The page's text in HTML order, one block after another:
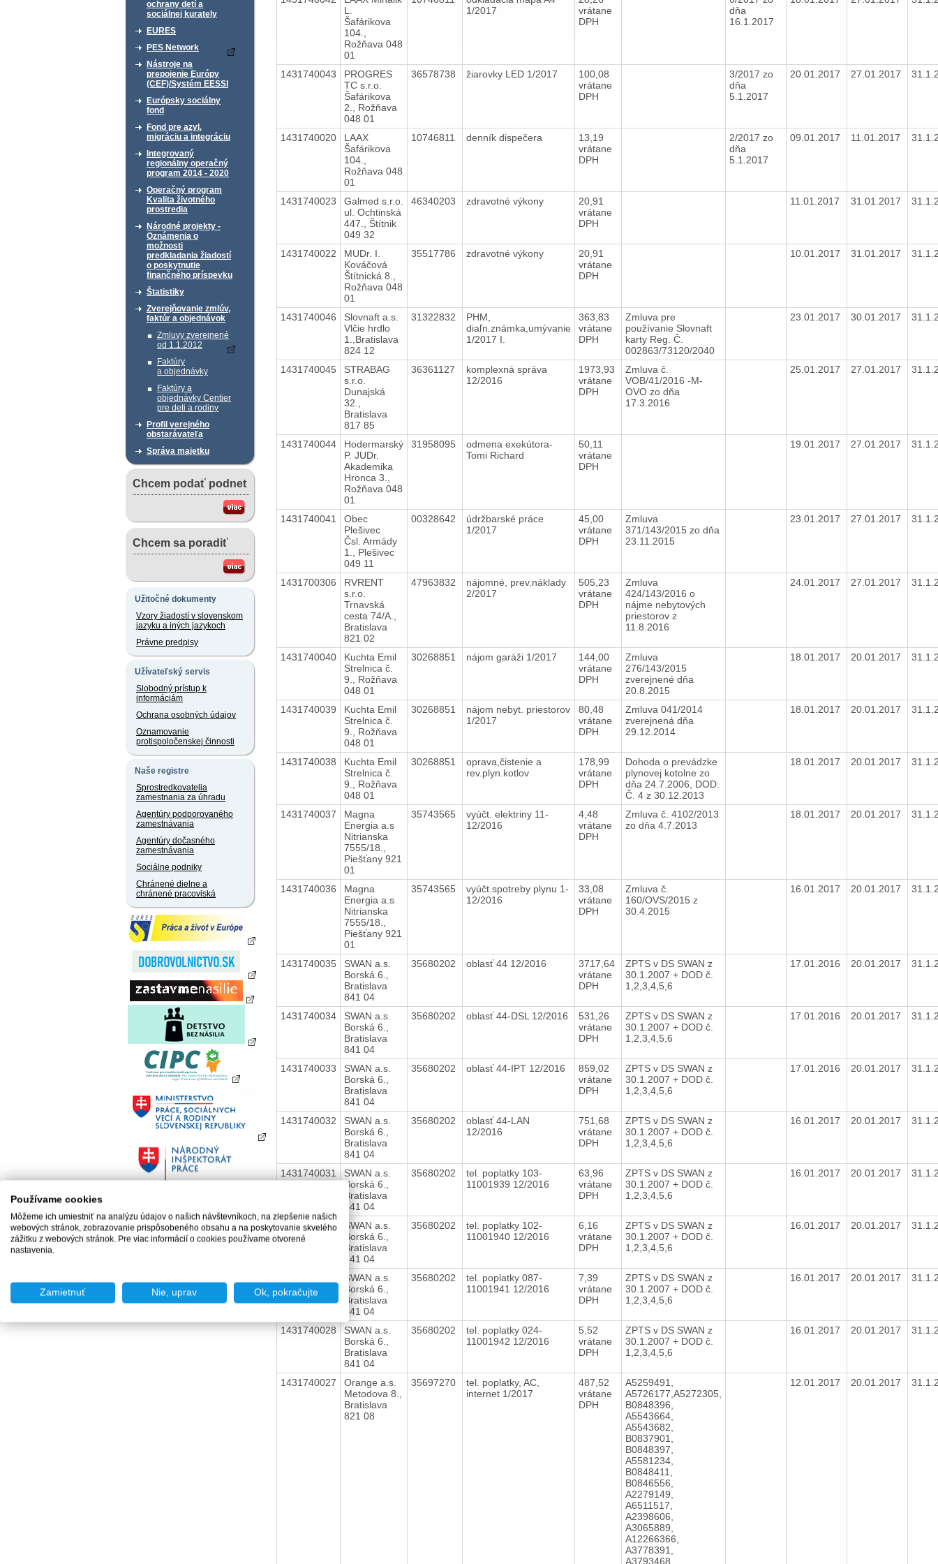
ochrany detí a
sociálnej kurately
EURES
PES Network
Nástroje na
prepojenie Európy
(CEF)/Systém EESSI
Európsky sociálny
fond
Fond pre azyl,
migráciu a integráciu
Integrovaný
regionálny operačný
program 2014 - 2020
Operačný program
Kvalita životného
prostredia
Národné projekty -
Oznámenia o
možnosti
predkladania žiadostí
o poskytnutie
finančného príspevku
Štatistiky
Zverejňovanie zmlúv,
faktúr a objednávok
Zmluvy zverejnené
od 1.1.2012
Faktúry
a objednávky
Faktúry a
objednávky Centier
pre deti a rodiny
Profil verejného
obstarávateľa
Správa majetku
Chcem podať podnet
Chcem sa poradiť
Užitočné dokumenty
Vzory žiadostí v slovenskom
jazyku a iných jazykoch
Právne predpisy
Užívateľský servis
Slobodný prístup k
informáciám
Ochrana osobných údajov
Oznamovanie
protispoločenskej činnosti
Naše registre
Sprostredkovatelia
zamestnania za úhradu
Agentúry podporovaného
zamestnávania
Agentúry dočasného
zamestnávania
Sociálne podniky
Chránené dielne a
chránené pracoviská
L.
Šafárikova
104.,
Rožňava 048
01
1/2017
vrátane
DPH
dňa
16.1.2017
1431740043
PROGRES
TC s.r.o.
Šafárikova
2., Rožňava
048 01
36578738 žiarovky LED 1/2017
100,08
vrátane
DPH
3/2017 zo
dňa
5.1.2017
20.01.2017 27.01.2017
1431740020
LAAX
Šafárikova
104.,
Rožňava 048
01
10746811 denník dispečera
13,19
vrátane
DPH
2/2017 zo
dňa
5.1.2017
09.01.2017 11.01.2017
1431740023
Galmed s.r.o.
ul. Ochtinská
447., Štítnik
049 32
46340203 zdravotné výkony
20,91
vrátane
DPH
11.01.2017 31.01.2017
1431740022
MUDr. I.
Kováčová
Štítnická 8.,
Rožňava 048
01
35517786 zdravotné výkony
20,91
vrátane
DPH
10.01.2017 31.01.2017
1431740046
Slovnaft a.s.
Vlčie hrdlo
1.,Bratislava
824 12
31322832
PHM,
diaľn.známka,umývanie
1/2017 I.
363,83
vrátane
DPH
Zmluva pre
používanie Slovnaft
karty Reg. Č.
002863/73120/2040
23.01.2017 30.01.2017
1431740045
STRABAG
s.r.o.
Dunajská
32.,
Bratislava
817 85
36361127
komplexná správa
12/2016
1973,93
vrátane
DPH
Zmluva č.
VOB/41/2016 -M-
OVO zo dňa
17.3.2016
25.01.2017 27.01.2017
1431740044
Hodermarský
P. JUDr.
Akademika
Hronca 3.,
Rožňava 048
01
31958095
odmena exekútora-
Tomi Richard
50,11
vrátane
DPH
19.01.2017 27.01.2017
1431740041
Obec
Plešivec
Čsl. Armády
1., Plešivec
049 11
00328642
údržbarské práce
1/2017
45,00
vrátane
DPH
Zmluva
371/143/2015 zo dňa
23.11.2015
23.01.2017 27.01.2017
1431700306
RVRENT
s.r.o.
Trnavská
cesta 74/A.,
Bratislava
821 02
47963832
nájomné, prev.náklady
2/2017
505,23
vrátane
DPH
Zmluva
424/143/2016 o
nájme nebytových
priestorov z
11.8.2016
24.01.2017 27.01.2017
1431740040
Kuchta Emil
Strelnica č.
9., Rožňava
048 01
30268851 nájom garáži 1/2017
144,00
vrátane
DPH
Zmluva
276/143/2015
zverejnené dňa
20.8.2015
18.01.2017 20.01.2017
1431740039
Kuchta Emil
Strelnica č.
9., Rožňava
048 01
30268851
nájom nebyt. priestorov
1/2017
80,48
vrátane
DPH
Zmluva 041/2014
zverejnená dňa
29.12.2014
18.01.2017 20.01.2017
1431740038
Kuchta Emil
Strelnica č.
9., Rožňava
048 01
30268851
oprava,čistenie a
rev.plyn.kotlov
178,99
vrátane
DPH
Dohoda o prevádzke
plynovej kotolne zo
dňa 24.7.2006, DOD.
Č. 4 z 30.12.2013
18.01.2017 20.01.2017
1431740037
Magna
Energia a.s
Nitrianska
7555/18.,
Piešťany 921
01
35743565
vyúčt. elektriny 11-
12/2016
4,48
vrátane
DPH
Zmluva č. 4102/2013
zo dňa 4.7.2013
18.01.2017 20.01.2017
1431740036
Magna
Energia a.s
Nitrianska
7555/18.,
Piešťany 921
01
35743565
vyúčt.spotreby plynu 1-
12/2016
33,08
vrátane
DPH
Zmluva č.
160/OVS/2015 z
30.4.2015
16.01.2017 20.01.2017
1431740035
SWAN a.s.
Borská 6.,
Bratislava
841 04
35680202 oblasť 44 12/2016
3717,64
vrátane
DPH
ZPTS v DS SWAN z
30.1.2007 + DOD č.
1,2,3,4,5,6
17.01.2016 20.01.2017
1431740034
SWAN a.s.
Borská 6.,
Bratislava
841 04
35680202 oblasť 44-DSL 12/2016
531,26
vrátane
DPH
ZPTS v DS SWAN z
30.1.2007 + DOD č.
1,2,3,4,5,6
17.01.2016 20.01.2017
1431740033
SWAN a.s.
Borská 6.,
Bratislava
841 04
35680202 oblasť 44-IPT 12/2016
859,02
vrátane
DPH
ZPTS v DS SWAN z
30.1.2007 + DOD č.
1,2,3,4,5,6
17.01.2016 20.01.2017
1431740032
SWAN a.s.
Borská 6.,
Bratislava
841 04
35680202
oblasť 44-LAN
12/2016
751,68
vrátane
DPH
ZPTS v DS SWAN z
30.1.2007 + DOD č.
1,2,3,4,5,6
16.01.2017 20.01.2017
1431740031
SWAN a.s.
Borská 6.,
Bratislava
841 04
35680202
tel. poplatky 103-
11001939 12/2016
63,96
vrátane
DPH
ZPTS v DS SWAN z
30.1.2007 + DOD č.
1,2,3,4,5,6
16.01.2017 20.01.2017
1431740030
SWAN a.s.
Borská 6.,
Bratislava
841 04
35680202
tel. poplatky 102-
11001940 12/2016
6,16
vrátane
DPH
ZPTS v DS SWAN z
30.1.2007 + DOD č.
1,2,3,4,5,6
16.01.2017 20.01.2017
SWAN a.s.
Borská 6.,
Bratislava
841 04
35680202
tel. poplatky 087-
11001941 12/2016
7,39
vrátane
DPH
ZPTS v DS SWAN z
30.1.2007 + DOD č.
1,2,3,4,5,6
16.01.2017 20.01.2017
1431740028
SWAN a.s.
Borská 6.,
Bratislava
841 04
35680202
tel. poplatky 024-
11001942 12/2016
5,52
vrátane
DPH
ZPTS v DS SWAN z
30.1.2007 + DOD č.
1,2,3,4,5,6
16.01.2017 20.01.2017
1431740027
Orange a.s.
Metodova 8.,
Bratislava
821 08
35697270
tel. poplatky, AC,
internet 1/2017
487,52
vrátane
DPH
A5259491,
A5726177,A5272305,
B0848396,
A5543664,
A5543682,
B0837901,
B0848397,
A5581234,
B0848411,
B0846556,
A2279149,
A6511517,
A2398606,
A3065889,
A12266366,
A3778391,
A3793468,
12.01.2017 20.01.2017
Používame cookies
Môžeme ich umiestniť na analýzu údajov o našich návštevníkoch, na zlepšenie našich
webových stránok, zobrazovanie prispôsobeného obsahu a na poskytovanie skvelého
zážitku z webových stránok. Pre viac informácií o cookies používame otvorené
nastavenia.
Zamietnuť Nie, uprav Ok, pokračujte